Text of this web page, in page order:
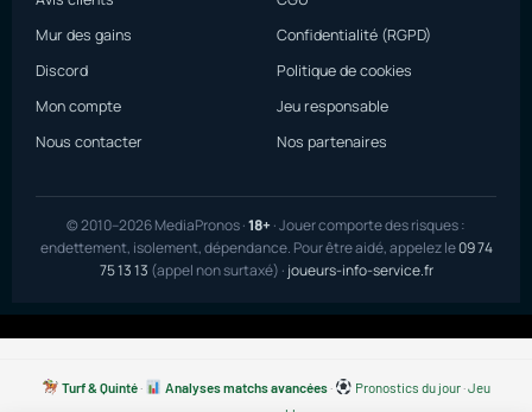
Mur des gains
Discord
Mon compte
Nous contacter
Confidentialité (RGPD)
Politique de cookies
Jeu responsable
Nos partenaires
© 2010–2026 MediaPronos ·18+ · Jouer comporte des risques :
endettement, isolement, dépendance. Pour être aidé, appelez le09 74
75 13 13 (appel non surtaxé) · joueurs-info-service.fr
Turf & Quinté· Analyses matchs avancées· Pronostics du jour·Jeu